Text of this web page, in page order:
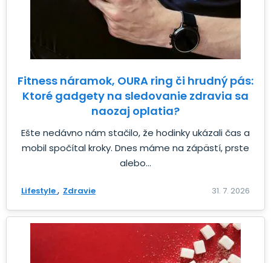
Fitness náramok, OURA ring či hrudný pás:
Ktoré gadgety na sledovanie zdravia sa
naozaj oplatia?
Ešte nedávno nám stačilo, že hodinky ukázali čas a
mobil spočítal kroky. Dnes máme na zápästí, prste
alebo...
Lifestyle Zdravie 31. 7. 2026